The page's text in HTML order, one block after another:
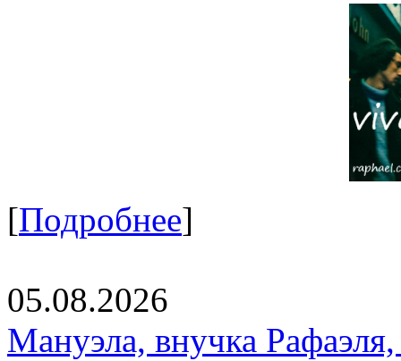
[Подробнее]
05.08.2026
Мануэла, внучка